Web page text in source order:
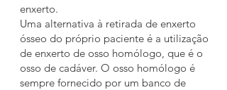
enxerto.
Uma alternativa à retirada de enxerto
ósseo do próprio paciente é a utilização
de enxerto de osso homólogo, que é o
osso de cadáver. O osso homólogo é
sempre fornecido por um banco de